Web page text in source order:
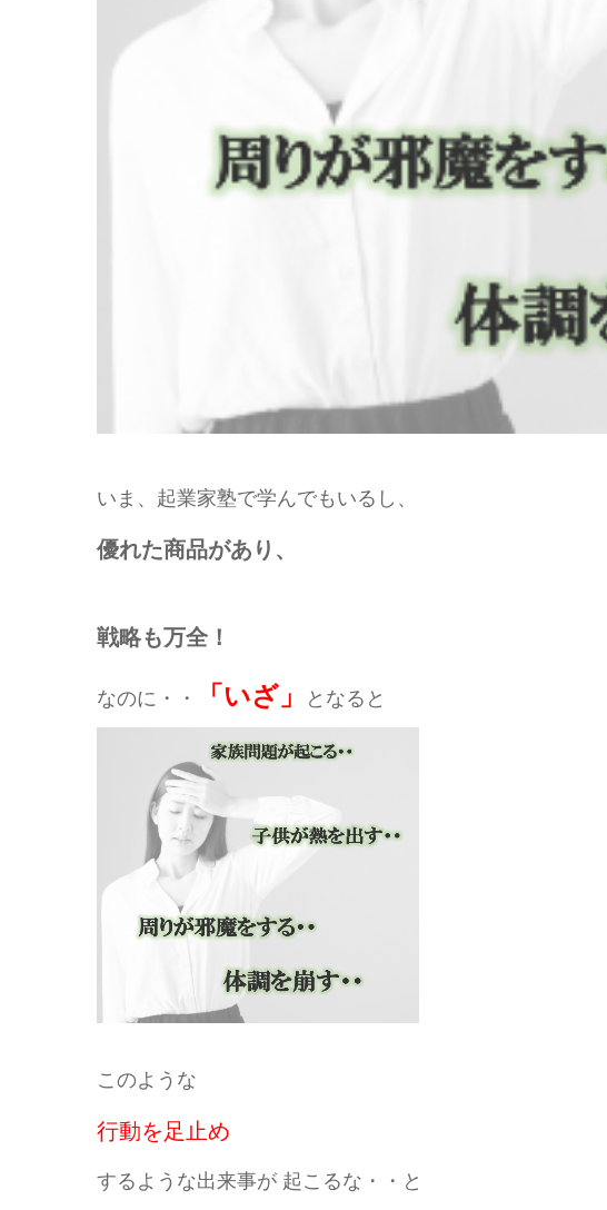
いま、起業家塾で学んでもいるし、
優れた商品があり、
戦略も万全！
なのに・・ 「いざ」 となると
このような
⾏動を⾜⽌め
するような出来事が 起こるな・・と